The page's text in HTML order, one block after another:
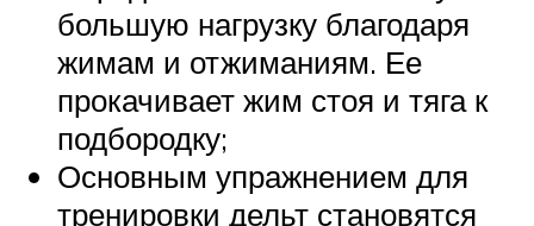
большую нагрузку благодаря
жимам и отжиманиям. Ее
прокачивает жим стоя и тяга к
подбородку;
Основным упражнением для
тренировки дельт становятся